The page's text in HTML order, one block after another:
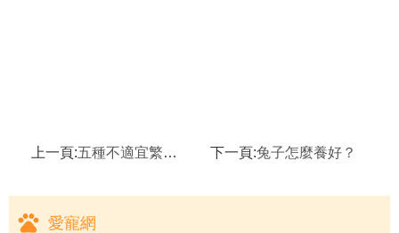
上一頁:五種不適宜繁殖後代的兔子 下一頁:兔子怎麼養好？
愛寵網